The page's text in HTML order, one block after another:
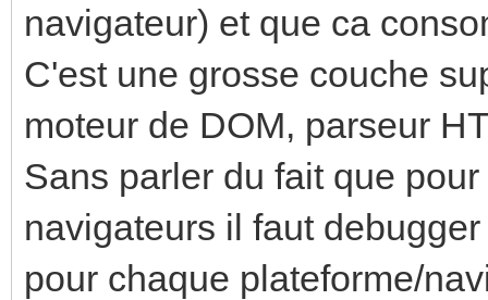
navigateur) et que ca
C'est une grosse couche
moteur de DOM, parseur
Sans parler du fait que
navigateurs il faut
pour chaque plateforme/